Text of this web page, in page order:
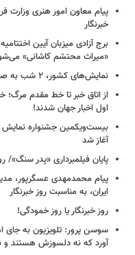
پیام معاون امور هنری وزارت
خبرنگار
برج آزادی میزبان آیین
«میراث محتشم کاشانی»
نمایش‌های کشور، ٢ شب به صحنه نمی‌روند
از اتاق خبر تا خط مقدم مرگ؛
اول اخبار جهان شدند!
بیست‌ویکمین جشنواره نمایش
آغاز شد
پایان فیلمبرداری «پدر سنگ»/
پیام محمدمهدی عسگرپور،
ایران، به مناسبت روز خبرنگار
روز خبرنگار یا روز خمودگی!
سوسن پرور: تلویزیون به جای
آورد که نه دلسوزش هستند